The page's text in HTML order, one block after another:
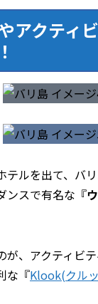
アクティ
テルを出て、バ
ンスで有名な『
が、アクティビ
な『Klook(クル